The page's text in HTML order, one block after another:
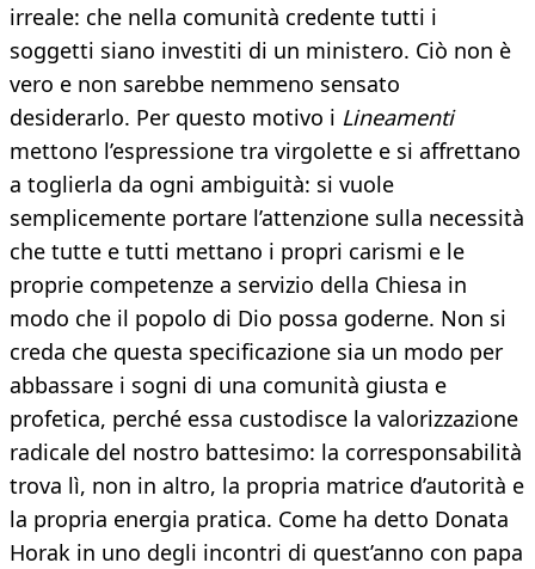
irreale: che nella comunità credente tutti i
soggetti siano investiti di un ministero. Ciò non è
vero e non sarebbe nemmeno sensato
desiderarlo. Per questo motivo i Lineamenti
mettono l’espressione tra virgolette e si affrettano
a toglierla da ogni ambiguità: si vuole
semplicemente portare l’attenzione sulla necessità
che tutte e tutti mettano i propri carismi e le
proprie competenze a servizio della Chiesa in
modo che il popolo di Dio possa goderne. Non si
creda che questa specificazione sia un modo per
abbassare i sogni di una comunità giusta e
profetica, perché essa custodisce la valorizzazione
radicale del nostro battesimo: la corresponsabilità
trova lì, non in altro, la propria matrice d’autorità e
la propria energia pratica. Come ha detto Donata
Horak in uno degli incontri di quest’anno con papa